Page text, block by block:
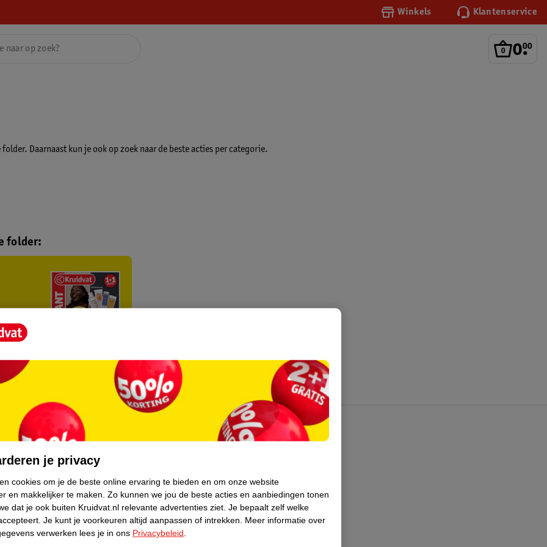
Winkels Klantenservice
0.
00
Daarnaast kun je ook op zoek naar de beste acties per categorie.
folder:
Over Kruidvat
Pers
Winkelformule
Bedrijfsgegevens
je privacy
cookies om je de beste online ervaring te bieden en om onze website
en makkelijker te maken. Zo kunnen we jou de beste acties en aanbiedingen tonen
dat je ook buiten Kruidvat.nl relevante advertenties ziet. Je bepaalt zelf welke
Je kunt je voorkeuren altijd aanpassen of intrekken.
Meer informatie over
verwerken lees je in ons Privacybeleid